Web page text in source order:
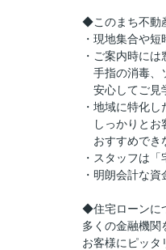
◆このまち不動
・現地集合や
・ご案内時には
手指の消毒、
安心してご見
・地域に特化
しっかりとお
おすすめでき
・スタッフは
・明朗会計な
◆住宅ローンに
多くの金融機関
お客様にピッタ